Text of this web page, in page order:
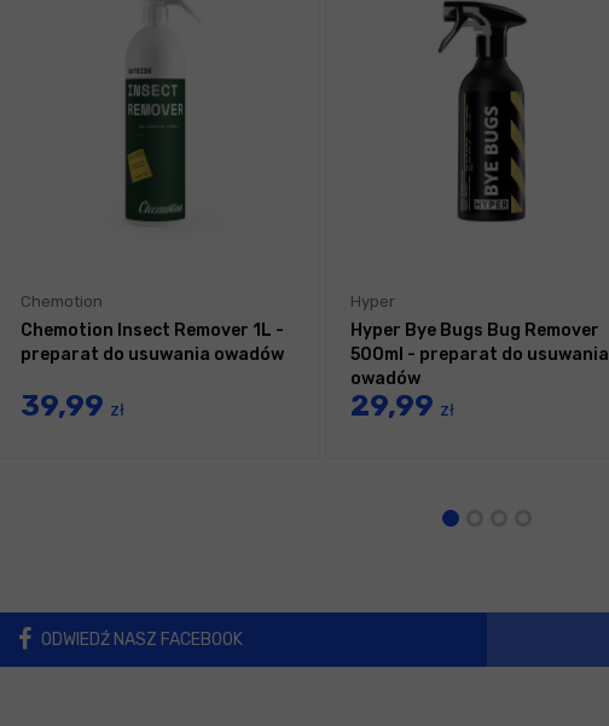
Chemotion
Chemotion Insect Remover 1L -
preparat do usuwania owadów
39,99 zł
Hyper
Hyper Bye Bugs Bug Remover
500ml - preparat do usuwania
owadów
29,99 zł
ODWIEDŹ NASZ FACEBOOK